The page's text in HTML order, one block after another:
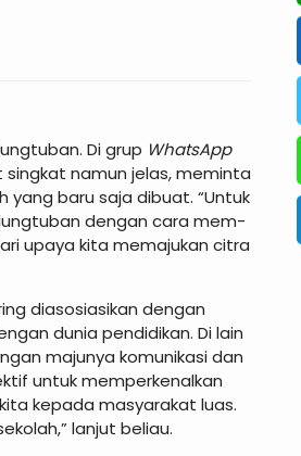
Di grup WhatsApp
singkat namun jelas, meminta
yang baru saja dibuat. “Untuk
dengan cara mem-
upaya kita memajukan citra
diasosiasikan dengan
dunia pendidikan. Di lain
majunya komunikasi dan
untuk memperkenalkan
kepada masyarakat luas.
lanjut beliau.